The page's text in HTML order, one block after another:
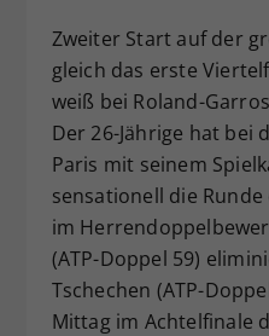
Zweiter Start auf der
gleich das erste
weiß bei Roland-
Der 26-Jährige hat bei
Paris mit seinem
sensationell die
im
(ATP-Doppel 59)
Tschechen (ATP-
Mittag im Achtelfinale
Zweck
Dieser
zufällig
historische
hat.